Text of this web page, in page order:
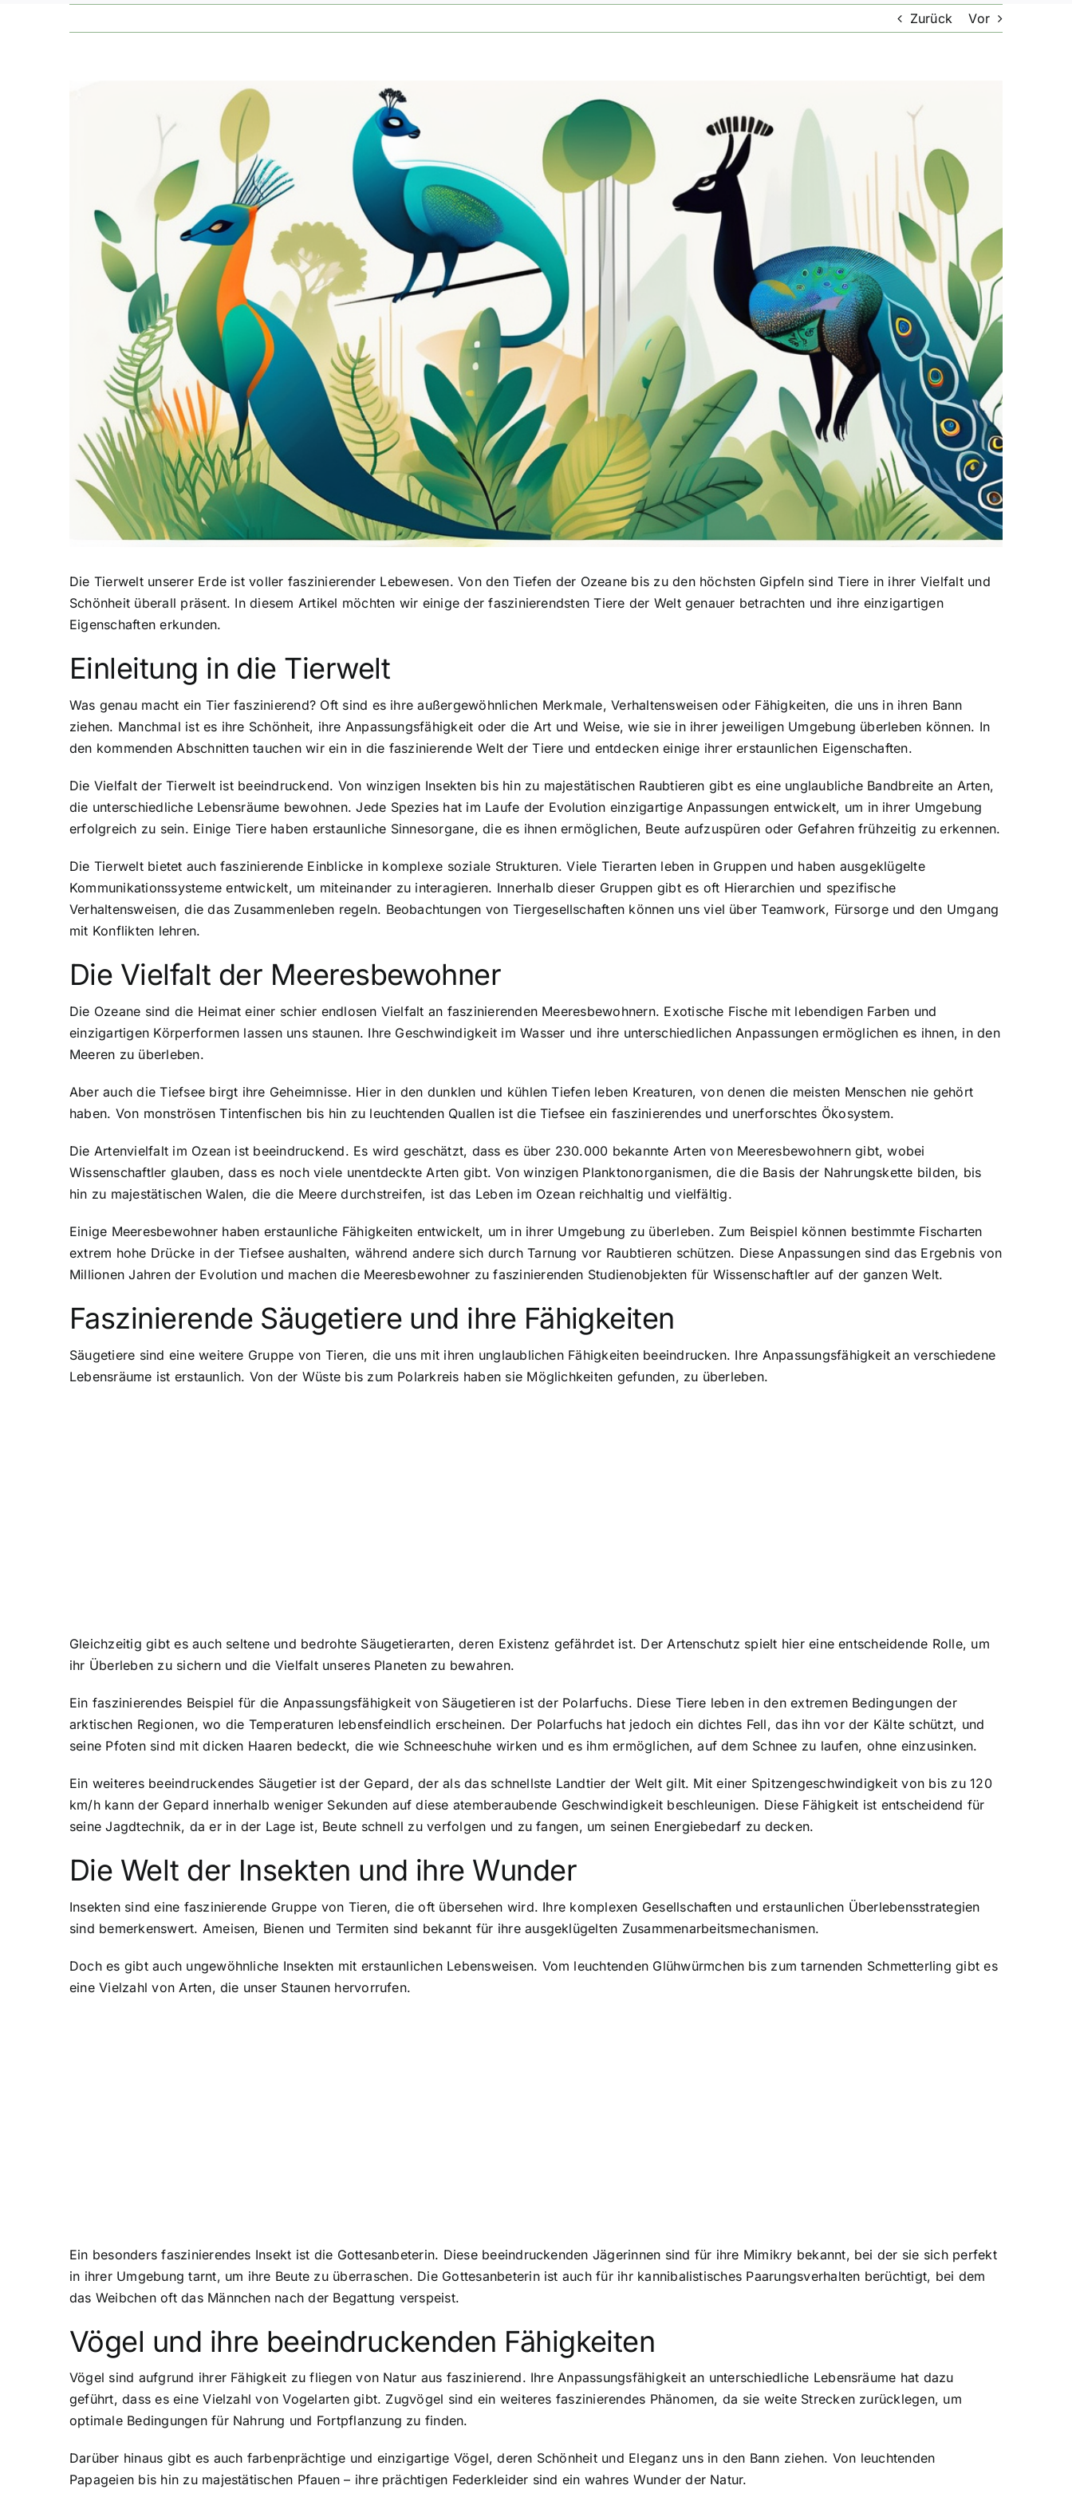
Zurück Vor
Die Tierwelt unserer Erde ist voller faszinierender Lebewesen. Von den Tiefen der Ozeane bis zu den höchsten Gipfeln sind Tiere in ihrer Vielfalt und
Schönheit überall präsent. In diesem Artikel möchten wir einige der faszinierendsten Tiere der Welt genauer betrachten und ihre einzigartigen
Eigenschaften erkunden.
Einleitung in die Tierwelt
Was genau macht ein Tier faszinierend? Oft sind es ihre außergewöhnlichen Merkmale, Verhaltensweisen oder Fähigkeiten, die uns in ihren Bann
ziehen. Manchmal ist es ihre Schönheit, ihre Anpassungsfähigkeit oder die Art und Weise, wie sie in ihrer jeweiligen Umgebung überleben können. In
den kommenden Abschnitten tauchen wir ein in die faszinierende Welt der Tiere und entdecken einige ihrer erstaunlichen Eigenschaften.
Die Vielfalt der Tierwelt ist beeindruckend. Von winzigen Insekten bis hin zu majestätischen Raubtieren gibt es eine unglaubliche Bandbreite an Arten,
die unterschiedliche Lebensräume bewohnen. Jede Spezies hat im Laufe der Evolution einzigartige Anpassungen entwickelt, um in ihrer Umgebung
erfolgreich zu sein. Einige Tiere haben erstaunliche Sinnesorgane, die es ihnen ermöglichen, Beute aufzuspüren oder Gefahren frühzeitig zu erkennen.
Die Tierwelt bietet auch faszinierende Einblicke in komplexe soziale Strukturen. Viele Tierarten leben in Gruppen und haben ausgeklügelte
Kommunikationssysteme entwickelt, um miteinander zu interagieren. Innerhalb dieser Gruppen gibt es oft Hierarchien und spezifische
Verhaltensweisen, die das Zusammenleben regeln. Beobachtungen von Tiergesellschaften können uns viel über Teamwork, Fürsorge und den Umgang
mit Konflikten lehren.
Die Vielfalt der Meeresbewohner
Die Ozeane sind die Heimat einer schier endlosen Vielfalt an faszinierenden Meeresbewohnern. Exotische Fische mit lebendigen Farben und
einzigartigen Körperformen lassen uns staunen. Ihre Geschwindigkeit im Wasser und ihre unterschiedlichen Anpassungen ermöglichen es ihnen, in den
Meeren zu überleben.
Aber auch die Tiefsee birgt ihre Geheimnisse. Hier in den dunklen und kühlen Tiefen leben Kreaturen, von denen die meisten Menschen nie gehört
haben. Von monströsen Tintenfischen bis hin zu leuchtenden Quallen ist die Tiefsee ein faszinierendes und unerforschtes Ökosystem.
Die Artenvielfalt im Ozean ist beeindruckend. Es wird geschätzt, dass es über 230.000 bekannte Arten von Meeresbewohnern gibt, wobei
Wissenschaftler glauben, dass es noch viele unentdeckte Arten gibt. Von winzigen Planktonorganismen, die die Basis der Nahrungskette bilden, bis
hin zu majestätischen Walen, die die Meere durchstreifen, ist das Leben im Ozean reichhaltig und vielfältig.
Einige Meeresbewohner haben erstaunliche Fähigkeiten entwickelt, um in ihrer Umgebung zu überleben. Zum Beispiel können bestimmte Fischarten
extrem hohe Drücke in der Tiefsee aushalten, während andere sich durch Tarnung vor Raubtieren schützen. Diese Anpassungen sind das Ergebnis von
Millionen Jahren der Evolution und machen die Meeresbewohner zu faszinierenden Studienobjekten für Wissenschaftler auf der ganzen Welt.
Faszinierende Säugetiere und ihre Fähigkeiten
Säugetiere sind eine weitere Gruppe von Tieren, die uns mit ihren unglaublichen Fähigkeiten beeindrucken. Ihre Anpassungsfähigkeit an verschiedene
Lebensräume ist erstaunlich. Von der Wüste bis zum Polarkreis haben sie Möglichkeiten gefunden, zu überleben.
Gleichzeitig gibt es auch seltene und bedrohte Säugetierarten, deren Existenz gefährdet ist. Der Artenschutz spielt hier eine entscheidende Rolle, um
ihr Überleben zu sichern und die Vielfalt unseres Planeten zu bewahren.
Ein faszinierendes Beispiel für die Anpassungsfähigkeit von Säugetieren ist der Polarfuchs. Diese Tiere leben in den extremen Bedingungen der
arktischen Regionen, wo die Temperaturen lebensfeindlich erscheinen. Der Polarfuchs hat jedoch ein dichtes Fell, das ihn vor der Kälte schützt, und
seine Pfoten sind mit dicken Haaren bedeckt, die wie Schneeschuhe wirken und es ihm ermöglichen, auf dem Schnee zu laufen, ohne einzusinken.
Ein weiteres beeindruckendes Säugetier ist der Gepard, der als das schnellste Landtier der Welt gilt. Mit einer Spitzengeschwindigkeit von bis zu 120
km/h kann der Gepard innerhalb weniger Sekunden auf diese atemberaubende Geschwindigkeit beschleunigen. Diese Fähigkeit ist entscheidend für
seine Jagdtechnik, da er in der Lage ist, Beute schnell zu verfolgen und zu fangen, um seinen Energiebedarf zu decken.
Die Welt der Insekten und ihre Wunder
Insekten sind eine faszinierende Gruppe von Tieren, die oft übersehen wird. Ihre komplexen Gesellschaften und erstaunlichen Überlebensstrategien
sind bemerkenswert. Ameisen, Bienen und Termiten sind bekannt für ihre ausgeklügelten Zusammenarbeitsmechanismen.
Doch es gibt auch ungewöhnliche Insekten mit erstaunlichen Lebensweisen. Vom leuchtenden Glühwürmchen bis zum tarnenden Schmetterling gibt es
eine Vielzahl von Arten, die unser Staunen hervorrufen.
Ein besonders faszinierendes Insekt ist die Gottesanbeterin. Diese beeindruckenden Jägerinnen sind für ihre Mimikry bekannt, bei der sie sich perfekt
in ihrer Umgebung tarnt, um ihre Beute zu überraschen. Die Gottesanbeterin ist auch für ihr kannibalistisches Paarungsverhalten berüchtigt, bei dem
das Weibchen oft das Männchen nach der Begattung verspeist.
Vögel und ihre beeindruckenden Fähigkeiten
Vögel sind aufgrund ihrer Fähigkeit zu fliegen von Natur aus faszinierend. Ihre Anpassungsfähigkeit an unterschiedliche Lebensräume hat dazu
geführt, dass es eine Vielzahl von Vogelarten gibt. Zugvögel sind ein weiteres faszinierendes Phänomen, da sie weite Strecken zurücklegen, um
optimale Bedingungen für Nahrung und Fortpflanzung zu finden.
Darüber hinaus gibt es auch farbenprächtige und einzigartige Vögel, deren Schönheit und Eleganz uns in den Bann ziehen. Von leuchtenden
Papageien bis hin zu majestätischen Pfauen – ihre prächtigen Federkleider sind ein wahres Wunder der Natur.